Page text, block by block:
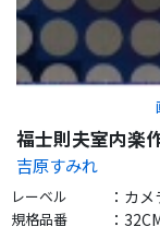
福士則夫室内楽
吉原すみれ
レーベル ： カメ
規格品番 ：